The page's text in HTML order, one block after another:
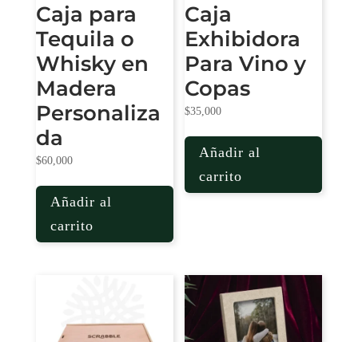
Caja para
Tequila o
Whisky en
Madera
Personaliza
da
$60,000
Añadir al
carrito
Caja
Exhibidora
Para Vino y
Copas
$35,000
Añadir al
carrito